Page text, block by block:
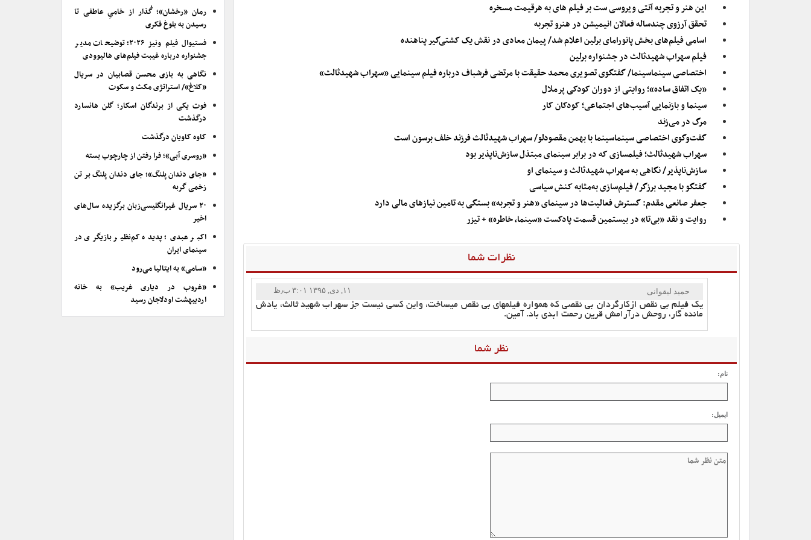
این هنر و تجربه آنتی ویروسی ست بر فیلم های به هرقیمت مسخره
تحقق آرزوی چندساله فعالان انیمیشن در هنرو تجربه
اسامی فیلم‌های بخش پانورامای برلین اعلام شد/ پیمان معادی در نقش یک کشتی‌گیر پناهنده
فیلم سهراب شهیدثالث در جشنواره برلین
اختصاصی سینماسینما/ گفتگوی تصویری محمد حقیقت با مرتضی فرشباف درباره فیلم سینمایی «سهراب شهیدثالث»
«یک اتفاق ساده»؛ روایتی از دوران کودکی پرملال
سینما و بازنمایی آسیب‌های اجتماعی؛ کودکان کار
مرگ در می‌زند
گفت‌وگوی اختصاصی سینماسینما با بهمن مقصودلو/ سهراب شهیدثالث فرزند خلف برسون است
سهراب شهیدثالث؛ فیلمسازی که در برابر سینمای مبتذل سازش‌ناپذیر بود
سازش‌ناپذیر/ نگاهی به سهراب شهیدثالث و سینمای او
گفتگو با مجید برزگر/ فیلم‌سازی به‌مثابه کنش سیاسی
جعفر صانعی مقدم: گسترش فعالیت‌ها در سینمای «هنر و تجربه» بستگی به تامین نیازهای مالی دارد
روایت و نقد «بی‌تا» در بیستمین قسمت پادکست «سینما، خاطره» + تیزر
نظرات شما
حمید لیقوانی ۱۱, دی, ۱۳۹۵ ۳:۰۱ ب٫ظ
یک فیلم بی نقص ازکارگردان بی نقصی که همواره فیلمهای بی نقص میساخت، واین کسی نیست جز سهراب شهید ثالث، یادش
مانده گار، روحش درآرامش قرین رحمت ابدی باد. آمین.
نظر شما
نام:
ایمیل:
رمان «رخشان»؛ گُذار از خامیِ عاطفی تا
رسیدن به بلوغ فکری
فستیوال فیلم ونیز ۲۰۲۶؛ توضیحات مدیر
جشنواره درباره غیبت فیلم‌های هالیوودی
نگاهی به بازی محسن قصابیان در سریال
«کلاغ»/ استراتژی مکث و سکوت
فوت یکی از برندگان اسکار؛ گلن هانسارد
درگذشت
کاوه کاویان درگذشت
«روسری آبی»؛ فرا رفتن از چارچوب بسته
«جای دندان پلنگ»؛ جای دندان پلنگ بر تن
زخمی گربه
۲۰ سریال غیرانگلیسی‌زبان برگزیده سال‌های
اخیر
اکبر عبدی؛ پدیده کم‌نظیر بازیگری در
سینمای ایران
«سامی» به ایتالیا می‌رود
«غروب در دیاری غریب» به خانه
اردیبهشت اودلاجان رسید